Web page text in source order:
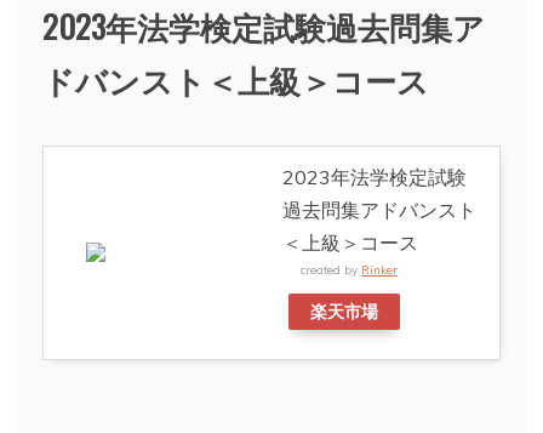
2023年法学検定試験過去問集ア
ドバンスト＜上級＞コース
2023年法学検定試験
過去問集アドバンスト
＜上級＞コース
created by Rinker
楽天市場